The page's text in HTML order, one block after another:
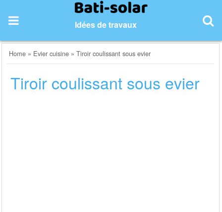
content
Idées de travaux
Home » Evier cuisine »Tiroir coulissant sous evier
Tiroir coulissant sous evier